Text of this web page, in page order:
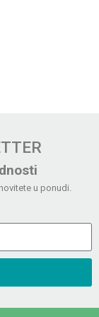
u ponudi.